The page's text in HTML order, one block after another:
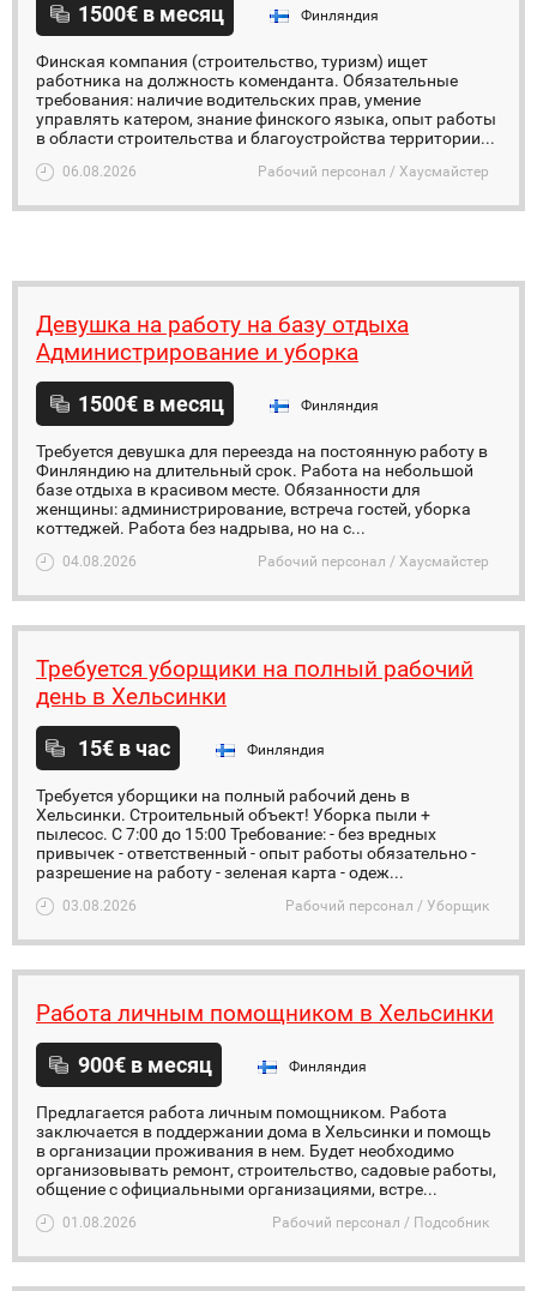
1500€ в месяц Финляндия
Финская компания (строительство, туризм) ищет
работника на должность коменданта. Обязательные
требования: наличие водительских прав, умение
управлять катером, знание финского языка, опыт работы
в области строительства и благоустройства территории...
06.08.2026 Рабочий персонал / Хаусмайстер
Девушка на работу на базу отдыха
Администрирование и уборка
1500€ в месяц Финляндия
Требуется девушка для переезда на постоянную работу в
Финляндию на длительный срок. Работа на небольшой
базе отдыха в красивом месте. Обязанности для
женщины: администрирование, встреча гостей, уборка
коттеджей. Работа без надрыва, но на с...
04.08.2026 Рабочий персонал / Хаусмайстер
Требуется уборщики на полный рабочий
день в Хельсинки
15€ в час Финляндия
Требуется уборщики на полный рабочий день в
Хельсинки. Строительный объект! Уборка пыли +
пылесос. С 7:00 до 15:00 Требование: - без вредных
привычек - ответственный - опыт работы обязательно -
разрешение на работу - зеленая карта - одеж...
03.08.2026 Рабочий персонал / Уборщик
Работа личным помощником в Хельсинки
900€ в месяц Финляндия
Предлагается работа личным помощником. Работа
заключается в поддержании дома в Хельсинки и помощь
в организации проживания в нем. Будет необходимо
организовывать ремонт, строительство, садовые работы,
общение с официальными организациями, встре...
01.08.2026 Рабочий персонал / Подсобник